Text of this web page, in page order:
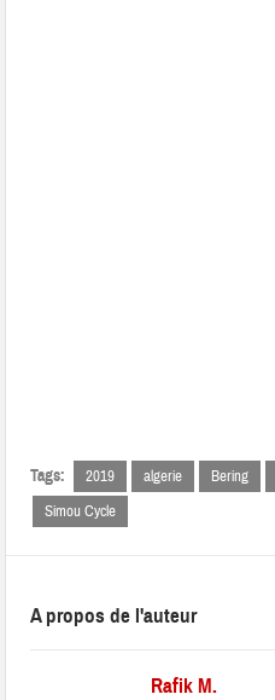
Tags: 2019 algerie Bering
Simou Cycle
A propos de l'auteur
Rafik M.